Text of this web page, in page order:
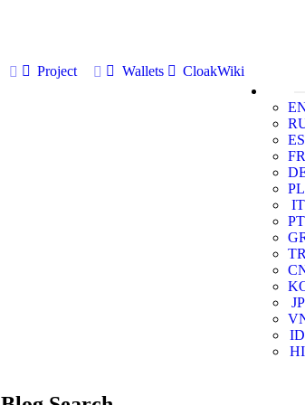
Project Wallets
CloakWiki
ES
FR
PL
IT
PT
JP
ID
HI